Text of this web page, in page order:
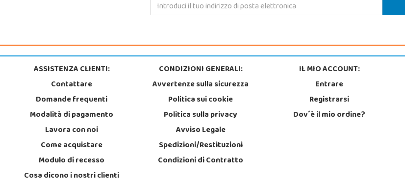
ASSISTENZA CLIENTI:
Contattare
Domande frequenti
Modalità di pagamento
Lavora con noi
Come acquistare
Modulo di recesso
Cosa dicono i nostri clienti
CONDIZIONI GENERALI:
Avvertenze sulla sicurezza
Politica sui cookie
Politica sulla privacy
Avviso Legale
Spedizioni/Restituzioni
Condizioni di Contratto
IL MIO ACCOUNT:
Entrare
Registrarsi
Dov´è il mio ordine?